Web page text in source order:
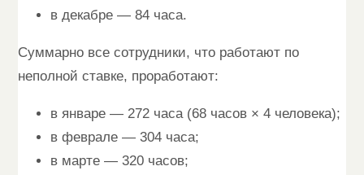
в декабре — 84 часа.
Суммарно все сотрудники, что работают по
неполной ставке, проработают:
в январе — 272 часа (68 часов × 4 человека);
в феврале — 304 часа;
в марте — 320 часов;